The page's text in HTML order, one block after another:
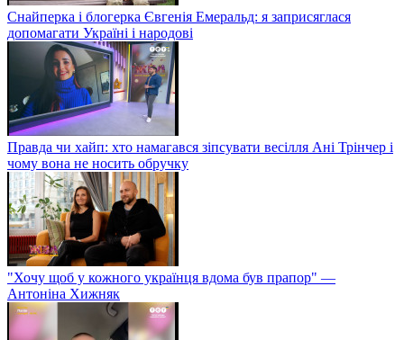
Снайперка і блогерка Євгенія Емеральд: я заприсяглася
допомагати Україні і народові
Правда чи хайп: хто намагався зіпсувати весілля Ані Трінчер і
чому вона не носить обручку
"Хочу щоб у кожного українця вдома був прапор" —
Антоніна Хижняк